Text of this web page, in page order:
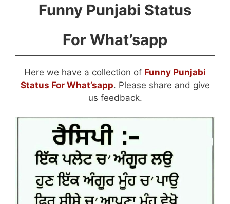
Funny Punjabi Status
For What’sapp
Here we have a collection of Funny Punjabi
Status For What’sapp. Please share and give
us feedback.